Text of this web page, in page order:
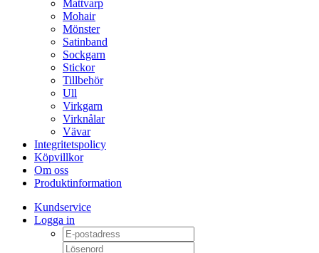
Mattvarp
Mohair
Mönster
Satinband
Sockgarn
Stickor
Tillbehör
Ull
Virkgarn
Virknålar
Vävar
Integritetspolicy
Köpvillkor
Om oss
Produktinformation
Kundservice
Logga in